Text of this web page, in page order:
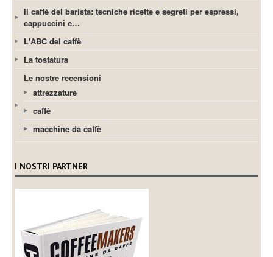
Il caffè del barista: tecniche ricette e segreti per espressi,
cappuccini e…
L'ABC del caffè
La tostatura
Le nostre recensioni
attrezzature
caffè
macchine da caffè
I NOSTRI PARTNER